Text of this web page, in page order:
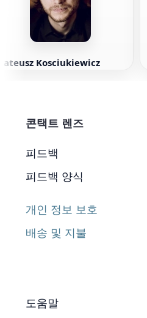
Kosciukiewicz
콘택트 렌즈
피드백
피드백 양식
개인 정보 보호
배송 및 지불
도움말